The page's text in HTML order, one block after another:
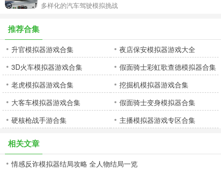
多样化的汽车驾驶模拟挑战
推荐合集
升官模拟器游戏合集
夜店保安模拟器游戏大全
3D火车模拟器游戏合集
假面骑士彩虹歌查德模拟器合集
老虎模拟器游戏合集
挖掘机模拟器游戏合集
大客车模拟器游戏合集
假面骑士变身模拟器合集
硬核枪战手游合集
主播模拟器游戏专区合集
相关文章
情感反诈模拟器结局攻略 全人物结局一览